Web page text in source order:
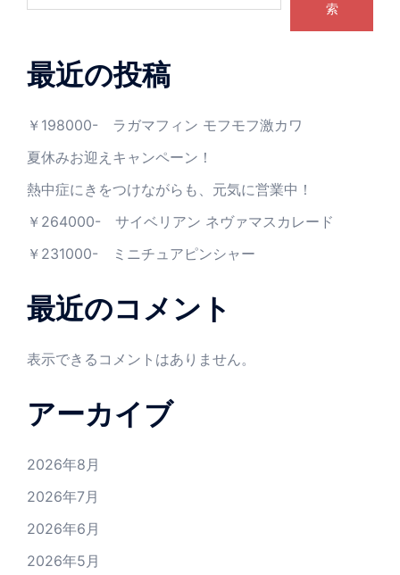
索
最近の投稿
￥198000- ラガマフィン モフモフ激カワ
夏休みお迎えキャンペーン！
熱中症にきをつけながらも、元気に営業中！
￥264000- サイベリアン ネヴァマスカレード
￥231000- ミニチュアピンシャー
最近のコメント
表示できるコメントはありません。
アーカイブ
2026年8月
2026年7月
2026年6月
2026年5月